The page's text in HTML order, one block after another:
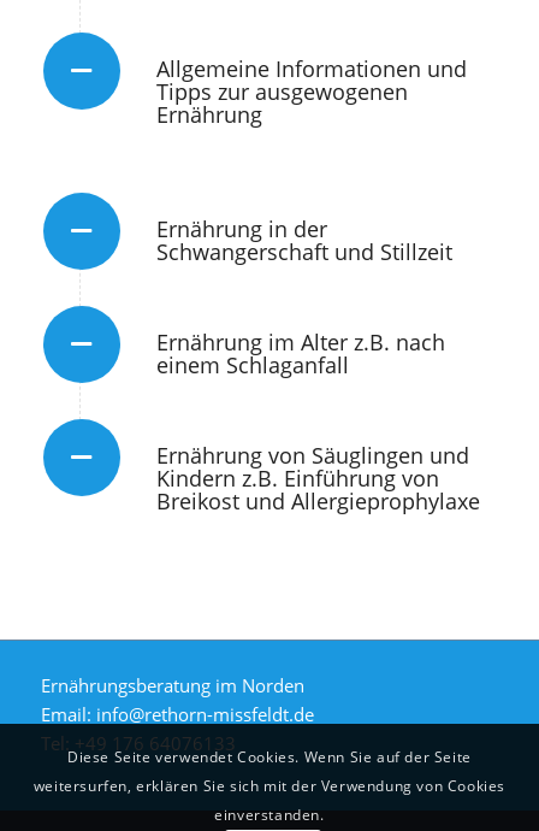
Allgemeine Informationen und
Tipps zur ausgewogenen
Ernährung
Ernährung in der
Schwangerschaft und Stillzeit
Ernährung im Alter z.B. nach
einem Schlaganfall
Ernährung von Säuglingen und
Kindern z.B. Einführung von
Breikost und Allergieprophylaxe
Ernährungsberatung im Norden
Email: info@rethorn-missfeldt.de
Tel: +49 176 64076133
Diese Seite verwendet Cookies. Wenn Sie auf der Seite
weitersurfen, erklären Sie sich mit der Verwendung von Cookies
einverstanden.